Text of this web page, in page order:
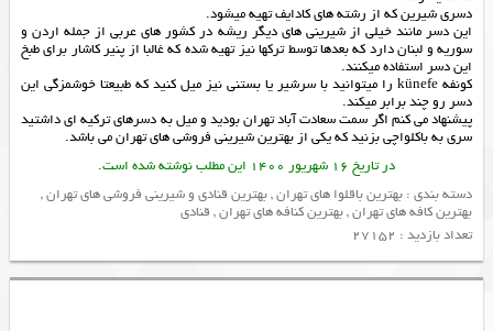
دسری شیرین که از رشته های کادایف تهیه میشود.
این دسر مانند خیلی از شیرینی های دیگر ریشه در کشور های عربی از جمله اردن و
سوریه و لبنان دارد که بعدها توسط ترکها نیز تهیه شده که غالبا از پنیر کاشار برای طبخ
این دسر استفاده میکنند.
کونفه künefe را میتوانید با سرشیر یا بستنی نیز میل کنید که طبیعتا خوشمزگی این
دسر رو چند برابر میکند.
پیشنهاد می کنم اگر سمت سعادت آباد تهران بودید و میل به دسرهای ترکیه ای داشتید
سری به باکلواچی بزنید که یکی ازبهترین شیرینی فروشی های تهرانمی باشد.
در تاریخ 16 شهریور 1400 این مطلب نوشته شده است.
دسته بندی : بهترین باقلوا های تهران,بهترین قنادی و شیرینی فروشی های تهران,
بهترین کافه های تهران,بهترین کنافه های تهران, قنادی
تعداد بازدید : 27152